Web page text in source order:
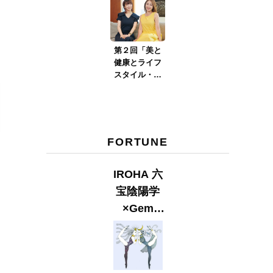
第２回「美と
健康とライフ
スタイル・口
FORTUNE
IROHA 六
宝陰陽学
×Gem
Muse
【GLITTER
2023